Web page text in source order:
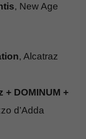
, New Age
, Alcatraz
+ DOMINUM +
d’Adda